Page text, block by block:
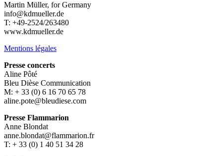
Martin Müller, for Germany
info@kdmueller.de
T: +49-2524/263480
www.kdmueller.de
Mentions légales
Presse concerts
Aline Pôté
Bleu Dièse Communication
M: + 33 (0) 6 16 70 65 78
aline.pote@bleudiese.com
Presse Flammarion
Anne Blondat
anne.blondat@flammarion.fr
T: + 33 (0) 1 40 51 34 28